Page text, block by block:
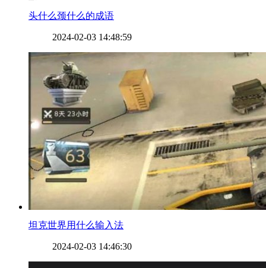
​头什么颈什么的成语
2024-02-03 14:48:59
​坦克世界用什么输入法
2024-02-03 14:46:30